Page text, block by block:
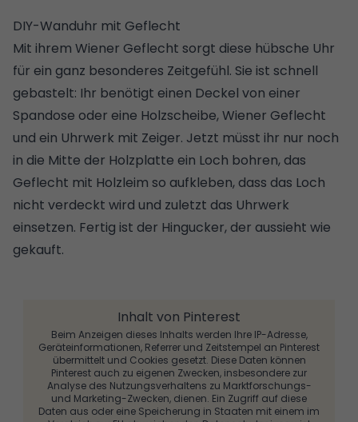
DIY-Wanduhr mit Geflecht
Mit ihrem Wiener Geflecht sorgt diese hübsche Uhr
für ein ganz besonderes Zeitgefühl. Sie ist schnell
gebastelt: Ihr benötigt einen Deckel von einer
Spandose oder eine Holzscheibe, Wiener Geflecht
und ein Uhrwerk mit Zeiger. Jetzt müsst ihr nur noch
in die Mitte der Holzplatte ein Loch bohren, das
Geflecht mit Holzleim so aufkleben, dass das Loch
nicht verdeckt wird und zuletzt das Uhrwerk
einsetzen. Fertig ist der Hingucker, der aussieht wie
gekauft.
Inhalt von Pinterest
Beim Anzeigen dieses Inhalts werden Ihre IP-Adresse,
Geräteinformationen, Referrer und Zeitstempel an Pinterest
übermittelt und Cookies gesetzt. Diese Daten können
Pinterest auch zu eigenen Zwecken, insbesondere zur
Analyse des Nutzungsverhaltens zu Marktforschungs-
und Marketing-Zwecken, dienen. Ein Zugriff auf diese
Daten aus oder eine Speicherung in Staaten mit einem im